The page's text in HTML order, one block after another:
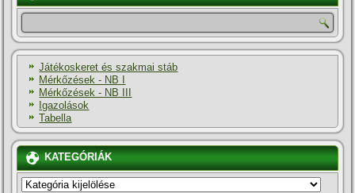
Játékoskeret és szakmai stáb
Mérkőzések - NB I
Mérkőzések - NB III
Igazolások
Tabella
KATEGÓRIÁK
KATEGÓRIÁK